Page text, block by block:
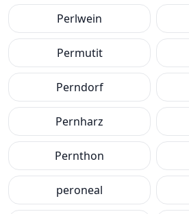
Perlwein
Permutit
Perndorf
Pernharz
Pernthon
peroneal